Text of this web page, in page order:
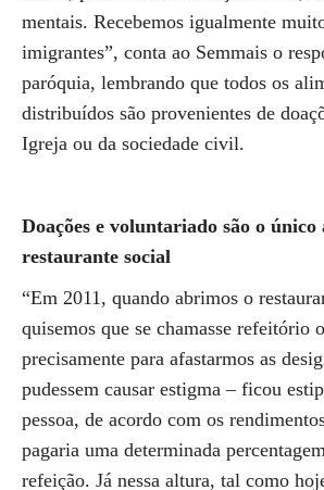
mentais. Recebemos igualmente
imigrantes”, conta ao Semmais o
paróquia, lembrando que todos os
distribuídos são provenientes de
Igreja ou da sociedade civil.
Doações e voluntariado são o único
restaurante social
“Em 2011, quando abrimos o
quisemos que se chamasse refeitório
precisamente para afastarmos as
pudessem causar estigma – ficou
pessoa, de acordo com os
pagaria uma determinada
refeição. Já nessa altura, tal como